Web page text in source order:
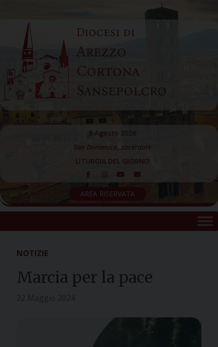
content
Diocesi di
Arezzo
Cortona
Sansepolcro
8 Agosto 2026
San Domenico, sacerdote
LITURGIA DEL GIORNO
AREA RISERVATA
NOTIZIE
Marcia per la pace